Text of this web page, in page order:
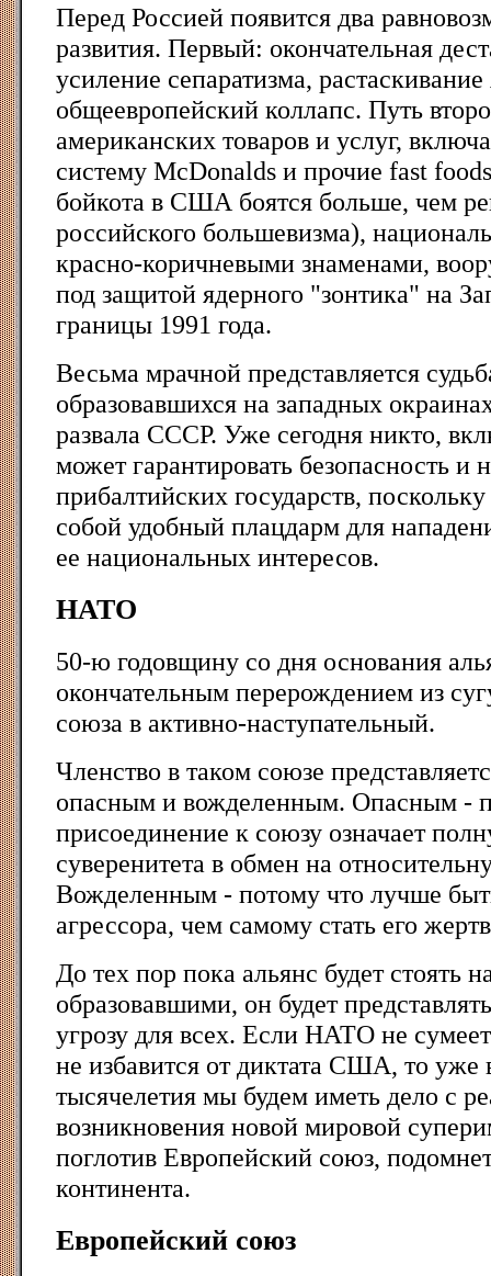
Перед Россией появится два
развития. Первый: окончательная
усиление сепаратизма,
общеевропейский коллапс. Путь
американских товаров и услуг,
систему McDonalds и прочие fast
бойкота в США боятся больше, чем
российского большевизма),
красно-коричневыми знаменами,
под защитой ядерного "зонтика" на
границы 1991 года.
Весьма мрачной представляется
образовавшихся на западных
развала СССР. Уже сегодня никто,
может гарантировать безопасность и
прибалтийских государств,
собой удобный плацдарм для
ее национальных интересов.
НАТО
50-ю годовщину со дня основания
окончательным перерождением из
союза в активно-наступательный.
Членство в таком союзе
опасным и вожделенным. Опасным -
присоединение к союзу означает
суверенитета в обмен на
Вожделенным - потому что лучше
агрессора, чем самому стать его
До тех пор пока альянс будет стоять
образовавшими, он будет
угрозу для всех. Если НАТО не
не избавится от диктата США, то уже
тысячелетия мы будем иметь дело с
возникновения новой мировой
поглотив Европейский союз,
континента.
Европейский союз